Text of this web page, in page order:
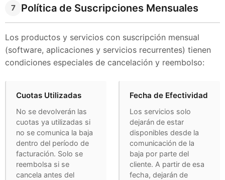
7 Política de Suscripciones Mensuales
Los productos y servicios con suscripción mensual
(software, aplicaciones y servicios recurrentes) tienen
condiciones especiales de cancelación y reembolso:
Cuotas Utilizadas
No se devolverán las
cuotas ya utilizadas si
no se comunica la baja
dentro del período de
facturación. Solo se
reembolsa si se
cancela antes del
Fecha de Efectividad
Los servicios solo
dejarán de estar
disponibles desde la
comunicación de la
baja por parte del
cliente. A partir de esa
fecha, dejarán de